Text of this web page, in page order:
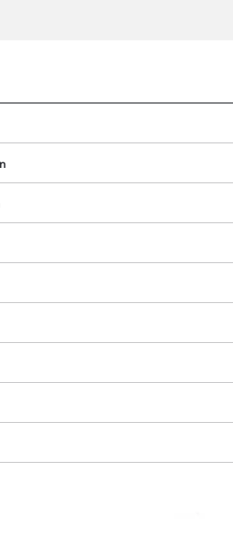
pouvoir charger Google
This content is not permitted to
visitor. The website owner needs